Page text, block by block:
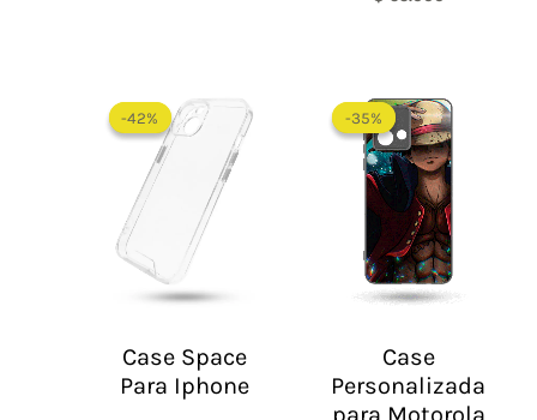
-42%
-42%
Case Space
Para Iphone
precio
original
$ 60.000.
-35%
-35%
Case
Personalizada